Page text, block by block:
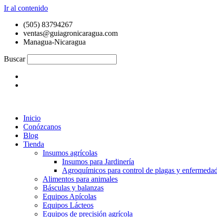
Ir al contenido
(505) 83794267
ventas@guiagronicaragua.com
Managua-Nicaragua
Buscar
Inicio
Conózcanos
Blog
Tienda
Insumos agrícolas
Insumos para Jardinería
Agroquímicos para control de plagas y
Alimentos para animales
Básculas y balanzas
Equipos Apícolas
Equipos Lácteos
Equipos de precisión agrícola